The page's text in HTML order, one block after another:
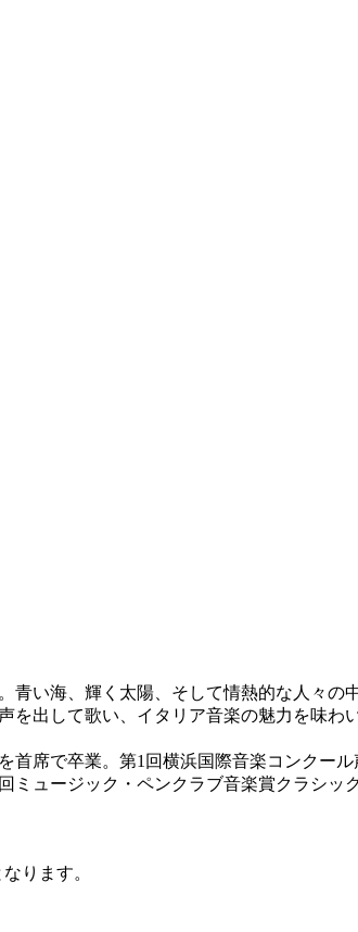
青い海、輝く太陽、そして情熱的な人々
出して歌い、イタリア音楽の魅力を味わ
席で卒業。第1回横浜国際音楽コンクー
ュージック・ペンクラブ音楽賞クラシッ
ります。